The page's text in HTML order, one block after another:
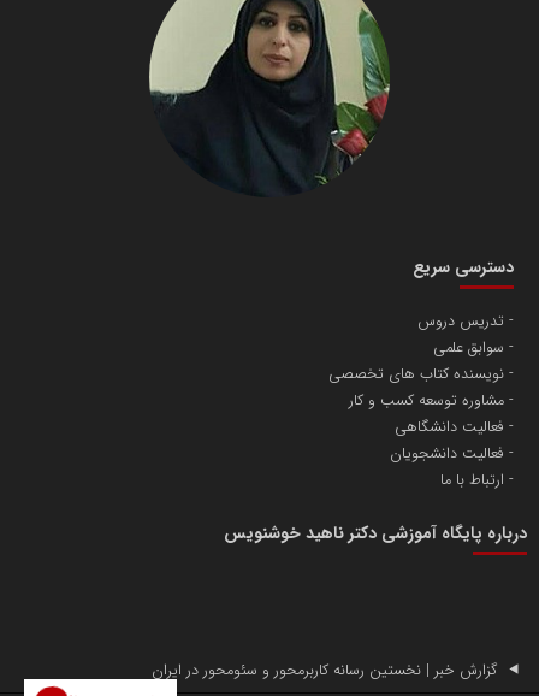
دسترسی سریع
تدریس دروس
سوابق علمی
نویسنده کتاب های تخصصی
مشاوره توسعه کسب و کار
فعالیت دانشگاهی
فعالیت دانشجویان
ارتباط با ما
درباره پایگاه آموزشی دکتر ناهید خوشنویس
گزارش خبر | نخستین رسانه کاربرمحور و سئومحور در ایران